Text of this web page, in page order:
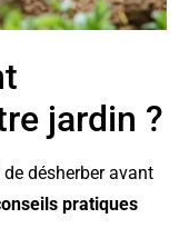
jardin ?
désherber avant
pratiques